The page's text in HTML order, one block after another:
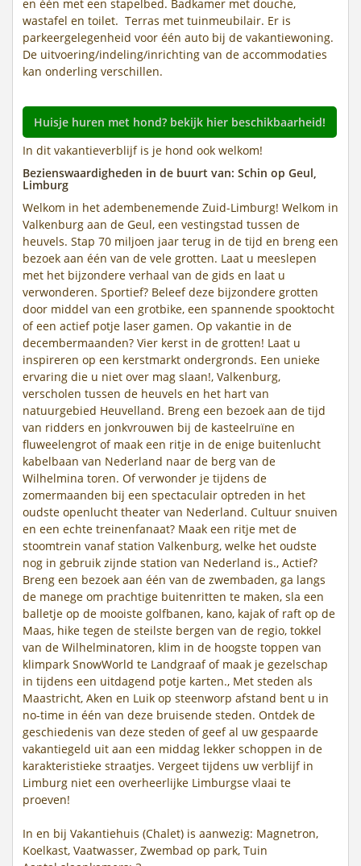
en één met een stapelbed. Badkamer met douche,
wastafel en toilet. Terras met tuinmeubilair. Er is
parkeergelegenheid voor één auto bij de vakantiewoning.
De uitvoering/indeling/inrichting van de accommodaties
kan onderling verschillen.
Huisje huren met hond? bekijk hier beschikbaarheid!
In dit vakantieverblijf is je hond ook welkom!
Bezienswaardigheden in de buurt van: Schin op Geul,
Limburg
Welkom in het adembenemende Zuid-Limburg! Welkom in
Valkenburg aan de Geul, een vestingstad tussen de
heuvels. Stap 70 miljoen jaar terug in de tijd en breng een
bezoek aan één van de vele grotten. Laat u meeslepen
met het bijzondere verhaal van de gids en laat u
verwonderen. Sportief? Beleef deze bijzondere grotten
door middel van een grotbike, een spannende spooktocht
of een actief potje laser gamen. Op vakantie in de
decembermaanden? Vier kerst in de grotten! Laat u
inspireren op een kerstmarkt ondergronds. Een unieke
ervaring die u niet over mag slaan!, Valkenburg,
verscholen tussen de heuvels en het hart van
natuurgebied Heuvelland. Breng een bezoek aan de tijd
van ridders en jonkvrouwen bij de kasteelruïne en
fluweelengrot of maak een ritje in de enige buitenlucht
kabelbaan van Nederland naar de berg van de
Wilhelmina toren. Of verwonder je tijdens de
zomermaanden bij een spectaculair optreden in het
oudste openlucht theater van Nederland. Cultuur snuiven
en een echte treinenfanaat? Maak een ritje met de
stoomtrein vanaf station Valkenburg, welke het oudste
nog in gebruik zijnde station van Nederland is., Actief?
Breng een bezoek aan één van de zwembaden, ga langs
de manege om prachtige buitenritten te maken, sla een
balletje op de mooiste golfbanen, kano, kajak of raft op de
Maas, hike tegen de steilste bergen van de regio, tokkel
van de Wilhelminatoren, klim in de hoogste toppen van
klimpark SnowWorld te Landgraaf of maak je gezelschap
in tijdens een uitdagend potje karten., Met steden als
Maastricht, Aken en Luik op steenworp afstand bent u in
no-time in één van deze bruisende steden. Ontdek de
geschiedenis van deze steden of geef al uw gespaarde
vakantiegeld uit aan een middag lekker schoppen in de
karakteristieke straatjes. Vergeet tijdens uw verblijf in
Limburg niet een overheerlijke Limburgse vlaai te
proeven!
In en bij Vakantiehuis (Chalet) is aanwezig: Magnetron,
Koelkast, Vaatwasser, Zwembad op park, Tuin